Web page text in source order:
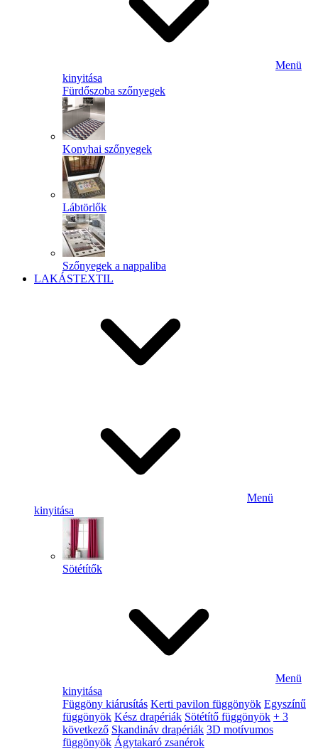
Menü
kinyitása
Fürdőszoba szőnyegek
Konyhai szőnyegek
Lábtörlők
Szőnyegek a nappaliba
LAKÁSTEXTIL
Menü
kinyitása
Sötétítők
Menü
kinyitása
Függöny kiárusítás Kerti pavilon függönyök Egyszínű
függönyök Kész drapériák Sötétítő függönyök + 3
következő Skandináv drapériák 3D motívumos
függönyök Ágytakaró zsanérok